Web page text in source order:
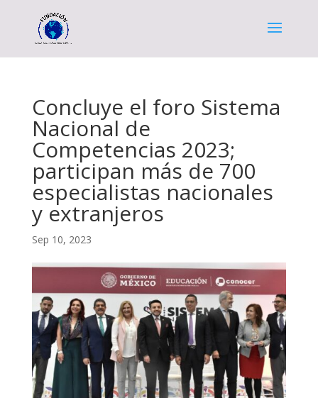
Concluye el foro Sistema
Nacional de
Competencias 2023;
participan más de 700
especialistas nacionales
y extranjeros
Sep 10, 2023